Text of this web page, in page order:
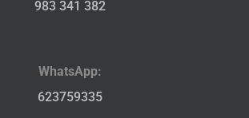
983 341 382
WhatsApp:
623759335